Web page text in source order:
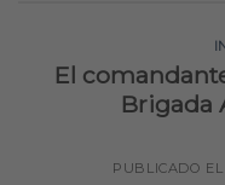
El
Brigada
PUBLICADO EL